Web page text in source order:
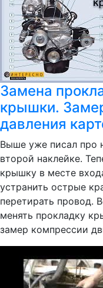
Замена
крышки.
давления
Выше уже писал про
второй наклейке.
крышку в месте
устранить острые
перетирать провод.
менять прокладку
замер компрессии